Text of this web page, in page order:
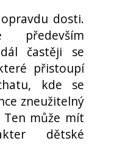
dosti.
častěji se
přistoupí
kde se
zneužitelný
může mít
dětské